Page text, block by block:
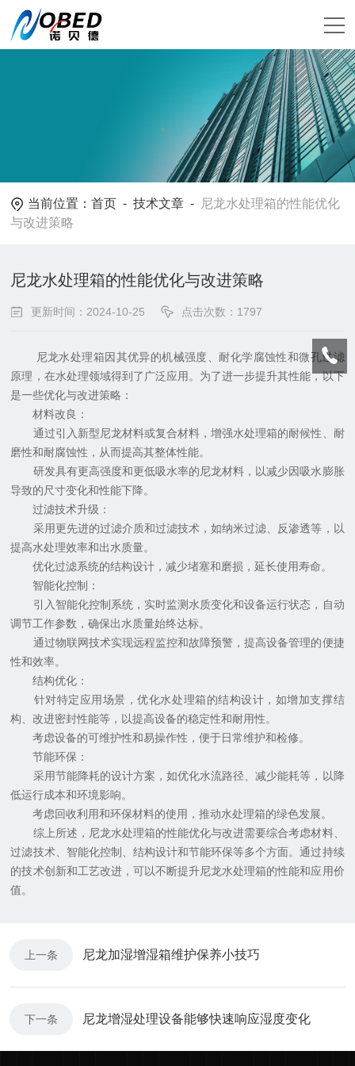
当前位置：首页 -技术文章 - 尼龙水处理箱的性能优化
与改进策略
尼龙水处理箱的性能优化与改进策略
更新时间：2024-10-25 点击次数：1797
尼龙水处理箱因其优异的机械强度、耐化学腐蚀性和微孔过滤
原理，在水处理领域得到了广泛应用。为了进一步提升其性能，以下
是一些优化与改进策略：
材料改良：
通过引入新型尼龙材料或复合材料，增强水处理箱的耐候性、耐
磨性和耐腐蚀性，从而提高其整体性能。
研发具有更高强度和更低吸水率的尼龙材料，以减少因吸水膨胀
导致的尺寸变化和性能下降。
过滤技术升级：
采用更先进的过滤介质和过滤技术，如纳米过滤、反渗透等，以
提高水处理效率和出水质量。
优化过滤系统的结构设计，减少堵塞和磨损，延长使用寿命。
智能化控制：
引入智能化控制系统，实时监测水质变化和设备运行状态，自动
调节工作参数，确保出水质量始终达标。
通过物联网技术实现远程监控和故障预警，提高设备管理的便捷
性和效率。
结构优化：
针对特定应用场景，优化水处理箱的结构设计，如增加支撑结
构、改进密封性能等，以提高设备的稳定性和耐用性。
考虑设备的可维护性和易操作性，便于日常维护和检修。
节能环保：
采用节能降耗的设计方案，如优化水流路径、减少能耗等，以降
低运行成本和环境影响。
考虑回收利用和环保材料的使用，推动水处理箱的绿色发展。
综上所述，尼龙水处理箱的性能优化与改进需要综合考虑材料、
过滤技术、智能化控制、结构设计和节能环保等多个方面。通过持续
的技术创新和工艺改进，可以不断提升尼龙水处理箱的性能和应用价
值。
上一条 尼龙加湿增湿箱维护保养小技巧
下一条 尼龙增湿处理设备能够快速响应湿度变化